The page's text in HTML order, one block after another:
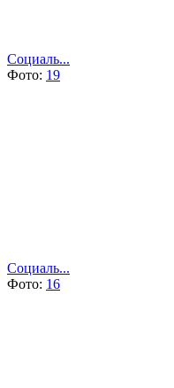
Социаль...
Фото: 19
Социаль...
Фото: 16